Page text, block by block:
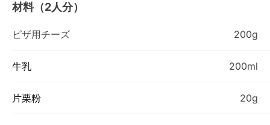
材料（2人分）
ピザ用チーズ 200g
牛乳 200ml
片栗粉 20g